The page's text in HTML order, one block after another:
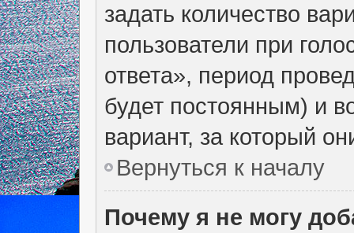
задать количество
пользователи при
ответа», период
будет постоянным) и
вариант, за который
Вернуться к началу
Почему я не могу